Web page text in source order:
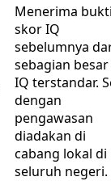
Menerima
skor IQ
sebelumnya
sebagian
IQ terstandar.
dengan
pengawasan
diadakan di
cabang lokal di
seluruh negeri.